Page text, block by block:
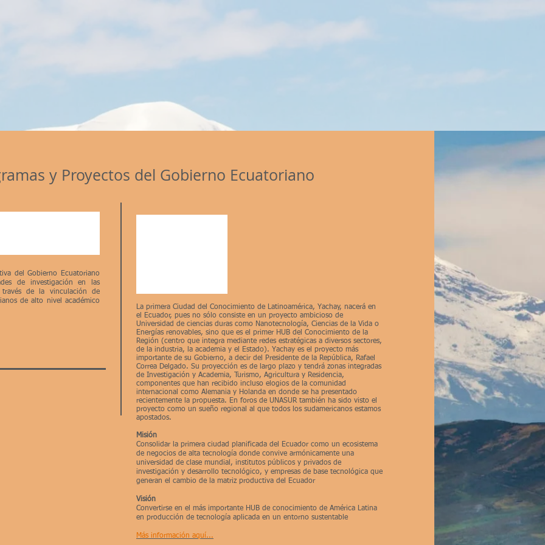
y Proyectos del Gobierno Ecuatoriano
del Gobierno Ecuatoriano
de investigación en las
de la vinculación de
de alto nivel académico
La primera Ciudad del Conocimiento de Latinoamérica, Yachay, nacerá en
el Ecuador, pues no sólo consiste en un proyecto ambicioso de
Universidad de ciencias duras como Nanotecnología, Ciencias de la Vida o
Energías renovables, sino que es el primer HUB del Conocimiento de la
Región (centro que integra mediante redes estratégicas a diversos sectores,
de la industria, la academia y el Estado). Yachay es el proyecto más
importante de su Gobierno, a decir del Presidente de la República, Rafael
Correa Delgado. Su proyección es de largo plazo y tendrá zonas integradas
de Investigación y Academia, Turismo, Agricultura y Residencia,
componentes que han recibido incluso elogios de la comunidad
internacional como Alemania y Holanda en donde se ha presentado
recientemente la propuesta. En foros de UNASUR también ha sido visto el
proyecto como un sueño regional al que todos los sudamericanos estamos
apostados.
Misión
Consolidar la primera ciudad planificada del Ecuador como un ecosistema
de negocios de alta tecnología donde convive armónicamente una
universidad de clase mundial, institutos públicos y privados de
investigación y desarrollo tecnológico, y empresas de base tecnológica que
generan el cambio de la matriz productiva del Ecuador
Visión
Convertirse en el más importante HUB de conocimiento de América Latina
en producción de tecnología aplicada en un entorno sustentable
Más información aquí...